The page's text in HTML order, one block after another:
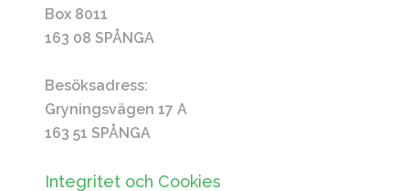
Box 8011
163 08 SPÅNGA
Besöksadress:
Gryningsvägen 17 A
163 51 SPÅNGA
Integritet och Cookies